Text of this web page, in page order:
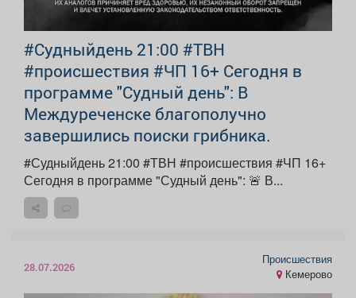
#Судныйдень 21:00 #ТВН
#происшествия #ЧП 16+ Сегодня в
программе "Судный день": В
Междуреченске благополучно
завершились поиски грибника.
#Судныйдень 21:00 #ТВН #происшествия #ЧП 16+
Сегодня в программе "Судный день": 🚨 В...
28.07.2026
Происшествия
Кемерово